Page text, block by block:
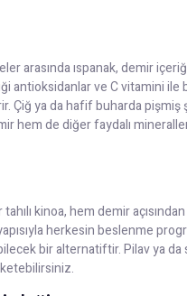
arasında ıspanak, demir
antioksidanlar ve C vitamini ile
Çiğ ya da hafif buharda pişmiş
hem de diğer faydalı
kinoa, hem demir
herkesin beslenme
bir alternatiftir. Pilav ya da